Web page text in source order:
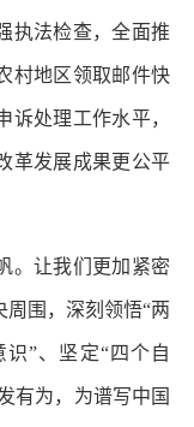
执法检查，全面推
村地区领取邮件快
诉处理工作水平，
革发展成果更公平
让我们更加紧密
围，深刻领悟“两
”、坚定“四个自
有为，为谱写中国